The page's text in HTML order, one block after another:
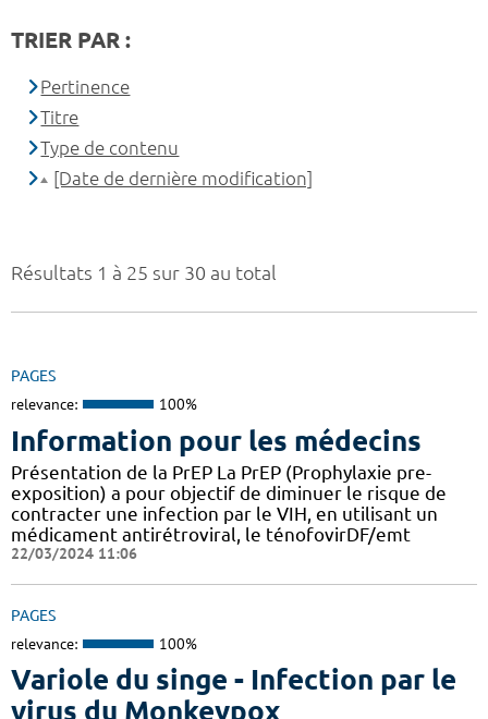
Résultats 1 à 25 sur 30 au total
PAGES
relevance: 100%
Information pour les médecins
Présentation de la PrEP La PrEP (Prophylaxie pre-
exposition) a pour objectif de diminuer le risque de
contracter une infection par le VIH, en utilisant un
médicament antirétroviral, le ténofovirDF/emt
22/03/2024 11:06
PAGES
relevance: 100%
Variole du singe - Infection par le
virus du Monkeypox
TRIER PAR :
Pertinence
Titre
Type de contenu
[Date de dernière modification]